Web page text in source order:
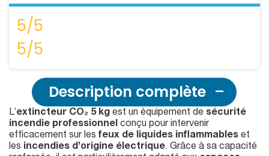
5/5
5/5
Description complète
L’extincteur CO₂ 5 kg est un équipement de sécurité
incendie professionnel conçu pour intervenir
efficacement sur les feux de liquides inflammables et
les incendies d’origine électrique. Grâce à sa capacité